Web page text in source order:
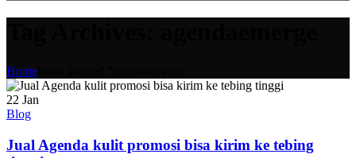
Home
22 Jan
Blog
Jual Agenda kulit promosi bisa kirim ke tebing